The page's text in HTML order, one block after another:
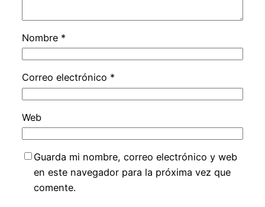
Nombre *
Correo electrónico *
Web
Guarda mi nombre, correo electrónico y web
en este navegador para la próxima vez que
comente.